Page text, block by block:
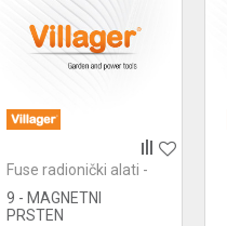
Fuse radionički alati -
9 - MAGNETNI
PRSTEN